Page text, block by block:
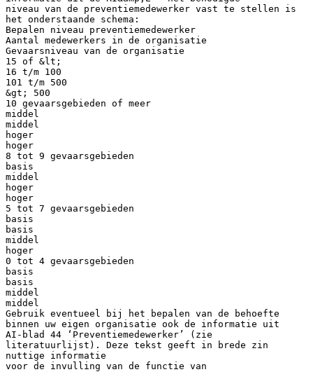
niveau van de preventiemedewerker vast te stellen is
het onderstaande schema:
Bepalen niveau preventiemedewerker
Aantal medewerkers in de organisatie
Gevaarsniveau van de organisatie
15 of &lt;
16 t/m 100
101 t/m 500
&gt; 500
10 gevaarsgebieden of meer
middel
middel
hoger
hoger
8 tot 9 gevaarsgebieden
basis
middel
hoger
hoger
5 tot 7 gevaarsgebieden
basis
basis
middel
hoger
0 tot 4 gevaarsgebieden
basis
basis
middel
middel
Gebruik eventueel bij het bepalen van de behoefte
binnen uw eigen organisatie ook de informatie uit
AI-blad 44 ‘Preventiemedewerker’ (zie
literatuurlijst). Deze tekst geeft in brede zin
nuttige informatie
voor de invulling van de functie van